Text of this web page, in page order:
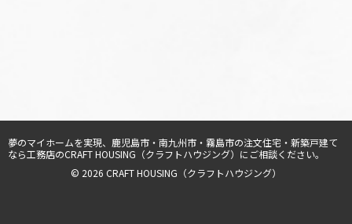
© 2026 CRAFT HOUSING（クラフトハウジング）
夢のマイホームを実現、 鹿児島市・南九州市・霧島市の注文住宅・新築戸建て
なら工務店のCRAFT HOUSING（クラフトハウジング） にご相談ください。